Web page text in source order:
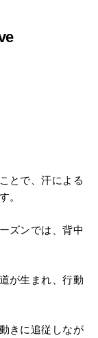
とで、汗による
。
ズンでは、背中
が生まれ、行動
きに追従しなが